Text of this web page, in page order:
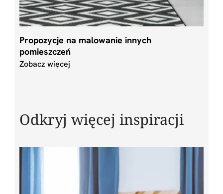
Propozycje na malowanie innych
pomieszczeń
Zobacz więcej
Odkryj więcej inspiracji